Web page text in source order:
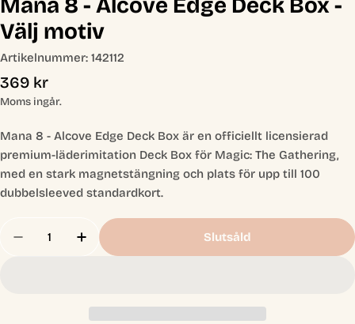
Välj motiv
Artikelnummer: 142112
Ordinarie
pris
369 kr
Moms ingår.
Mana 8 - Alcove Edge Deck Box är en officiellt licensierad
premium-läderimitation Deck Box för Magic: The Gathering,
med en stark magnetstängning och plats för upp till 100
dubbelsleeved standardkort.
Minska Antal För Mana 8 - Alcove Edge Deck
Öka Antal För Mana 8 - Alcove Edge
Slutsåld